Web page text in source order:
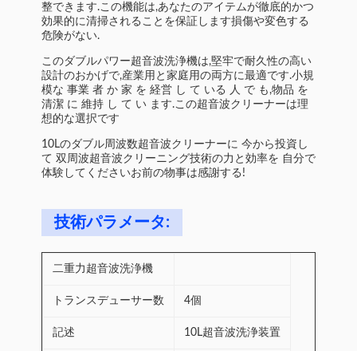
整できます.この機能は,あなたのアイテムが徹底的かつ
効果的に清掃されることを保証します損傷や変色する
危険がない.
このダブルパワー超音波洗浄機は,堅牢で耐久性の高い
設計のおかげで,産業用と家庭用の両方に最適です.小規
模な 事業 者 か 家 を 経営 し て いる 人 で も,物品 を
清潔 に 維持 し て い ます.この超音波クリーナーは理
想的な選択です
10Lのダブル周波数超音波クリーナーに 今から投資し
て 双周波超音波クリーニング技術の力と効率を 自分で
体験してくださいお前の物事は感謝する!
技術パラメータ:
二重力超音波洗浄機
トランスデューサー数 4個
記述 10L超音波洗浄装置